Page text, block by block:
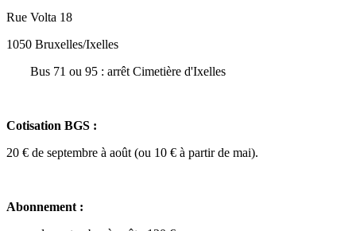
Rue Volta 18
1050 Bruxelles/Ixelles
Bus 71 ou 95 : arrêt Cimetière d'Ixelles
Cotisation BGS :
20 € de septembre à août (ou 10 € à partir de mai).
Abonnement :